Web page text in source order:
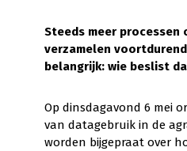
Steeds meer processen
verzamelen
belangrijk: wie beslist
Op dinsdagavond 6 mei
van datagebruik in de
worden bijgepraat over